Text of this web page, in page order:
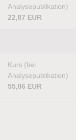
Analysepublikation)
22,87 EUR
Kurs (bei
Analysepublikation)
55,86 EUR